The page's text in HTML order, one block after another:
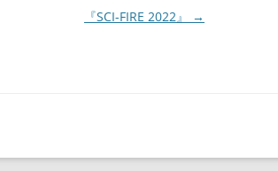
『SCI-FIRE 2022』 →